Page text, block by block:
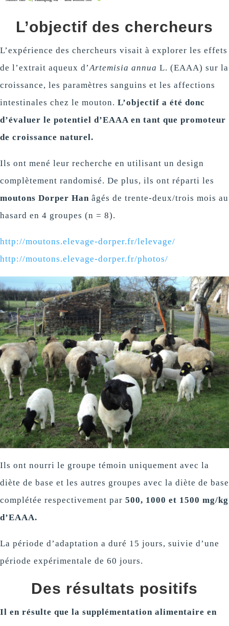
L’objectif des chercheurs
L’expérience des chercheurs visait à explorer les effets
de l’extrait aqueux d’Artemisia annua L. (EAAA) sur la
croissance, les paramètres sanguins et les affections
intestinales chez le mouton. L’objectif a été donc
d’évaluer le potentiel d’EAAA en tant que promoteur
de croissance naturel.
Ils ont mené leur recherche en utilisant un design
complètement randomisé. De plus, ils ont réparti les
moutons Dorper Han âgés de trente-deux/trois mois au
hasard en 4 groupes (n = 8).
http://moutons.elevage-dorper.fr/lelevage/
http://moutons.elevage-dorper.fr/photos/
Ils ont nourri le groupe témoin uniquement avec la
diète de base et les autres groupes avec la diète de base
complétée respectivement par 500, 1000 et 1500 mg/kg
d’EAAA.
La période d’adaptation a duré 15 jours, suivie d’une
période expérimentale de 60 jours.
Des résultats positifs
Il en résulte que la supplémentation alimentaire en